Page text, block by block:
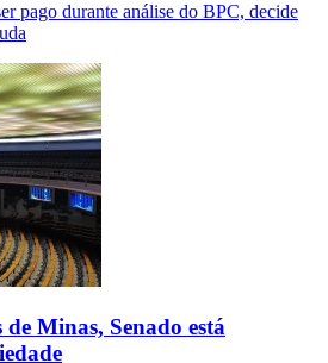
pago durante análise do BPC, decide
Minas, Senado está